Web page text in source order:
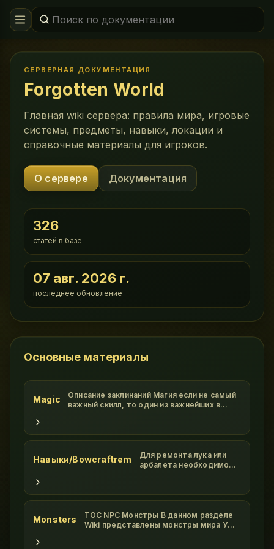
СЕРВЕРНАЯ ДОКУМЕНТАЦИЯ
Forgotten World
Главная wiki сервера: правила мира, игровые
системы, предметы, навыки, локации и
справочные материалы для игроков.
О сервере Документация
326
статей в базе
07 авг. 2026 г.
последнее обновление
Основные материалы
Magic
Описание заклинаний Магия если не самый
важный скилл, то один из важнейших в
гора забот упадет с ваших плеч! Все
делятся на 8 кругов, в каждом круг
Навыки/Bowcraftrem
Для ремонта лука или
арбалета необходимо
руки даггер и таргетом
арбалет. Ресурсы с пака
исчезнут,общая
Monsters
TOC NPC Монстры В данном разделе
Wiki представлены монстры мира УО,